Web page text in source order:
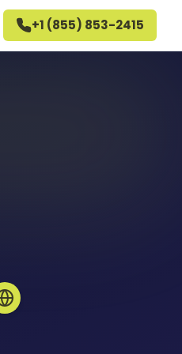
+1 (855) 853-2415